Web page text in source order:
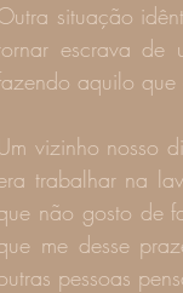
situação
escrava de
aquilo que
vizinho nosso
trabalhar na
não gosto de
me desse
pessoas